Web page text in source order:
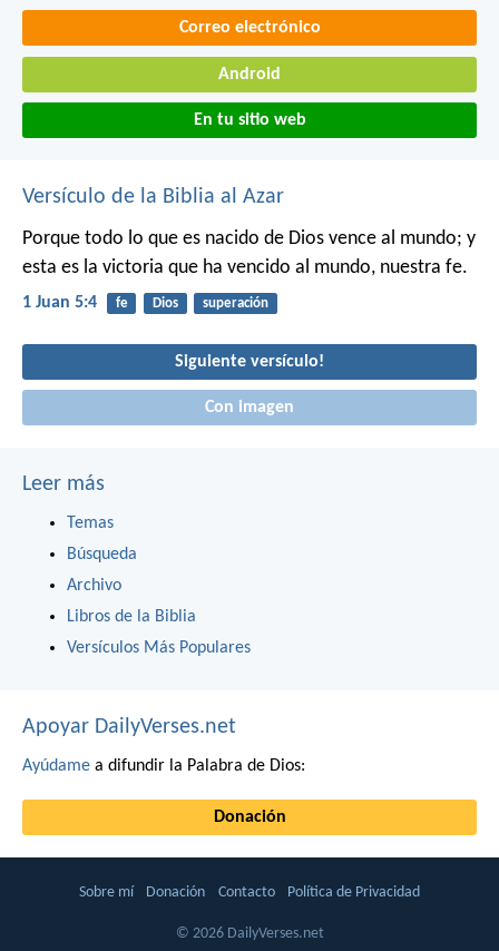
Correo electrónico
Android
En tu sitio web
Versículo de la Biblia al Azar
Porque todo lo que es nacido de Dios vence al mundo; y
esta es la victoria que ha vencido al mundo, nuestra fe.
1 Juan 5:4 fe Dios superación
Siguiente versículo!
Con imagen
Leer más
Temas
Búsqueda
Archivo
Libros de la Biblia
Versículos Más Populares
Apoyar DailyVerses.net
Ayúdame a difundir la Palabra de Dios:
Donación
Sobre mí Donación Contacto Política de Privacidad
© 2026 DailyVerses.net